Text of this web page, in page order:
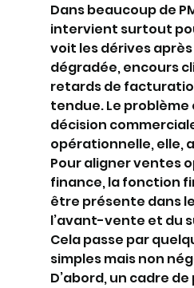
Dans beaucoup de
intervient surtout
voit les dérives
dégradée, encours
retards de
tendue. Le problème
décision
opérationnelle, elle,
Pour aligner ventes
finance, la fonction
être présente dans
l’avant-vente et du
Cela passe par
simples mais non
D’abord, un cadre